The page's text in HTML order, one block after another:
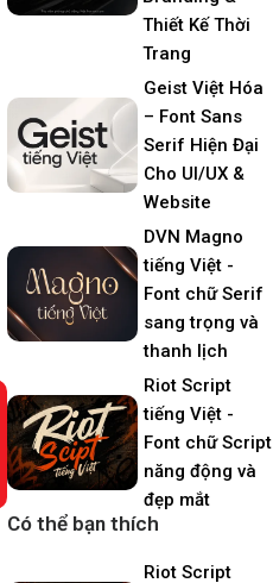
Thiết Kế Thời
Trang
Geist Việt Hóa
– Font Sans
Serif Hiện Đại
Cho UI/UX &
Website
DVN Magno
tiếng Việt -
Font chữ Serif
sang trọng và
thanh lịch
Riot Script
tiếng Việt -
Font chữ Script
năng động và
đẹp mắt
Có thể bạn thích
Riot Script